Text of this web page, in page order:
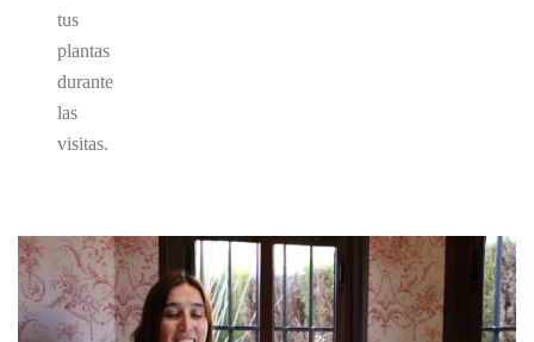
tus
plantas
durante
las
visitas.